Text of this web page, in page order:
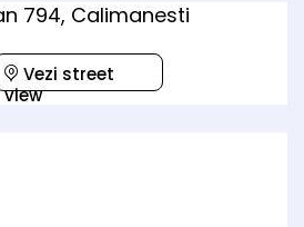
794, Calimanesti
Vezi street
view